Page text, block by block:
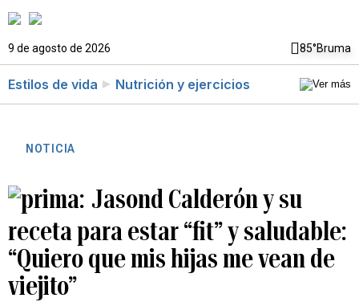
9 de agosto de 2026 85°Bruma
Estilos de vida Nutrición y ejercicios
NOTICIA
Jasond Calderón y su
receta para estar “fit” y saludable:
“Quiero que mis hijas me vean de
viejito”